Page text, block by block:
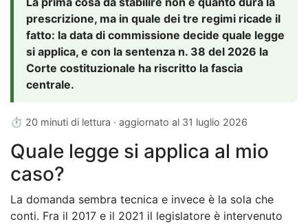
prescrizione, ma in quale dei tre regimi ricade il
fatto: la data di commissione decide quale legge
si applica, e con la sentenza n. 38 del 2026 la
Corte costituzionale ha riscritto la fascia
centrale.
⏱ 20 minuti di lettura · aggiornato al 31 luglio 2026
Quale legge si applica al mio
caso?
La domanda sembra tecnica e invece è la sola che
conti. Fra il 2017 e il 2021 il legislatore è intervenuto